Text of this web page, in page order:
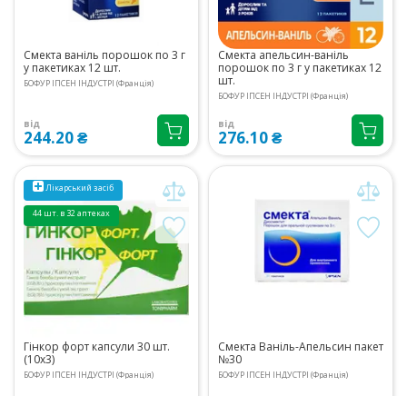
Смекта ваніль порошок по 3 г
у пакетиках 12 шт.
БОФУР ІПСЕН ІНДУСТРІ (Франція)
від
244.20 ₴
Смекта апельсин-ваніль
порошок по 3 г у пакетиках 12
шт.
БОФУР ІПСЕН ІНДУСТРІ (Франція)
від
276.10 ₴
Лікарський засіб
44 шт. в 32 аптеках
Гінкор форт капсули 30 шт.
(10х3)
БОФУР ІПСЕН ІНДУСТРІ (Франція)
Смекта Ваніль-Апельсин пакет
№30
БОФУР ІПСЕН ІНДУСТРІ (Франція)